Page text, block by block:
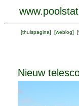
[thuispagina] [weblog] [
Nieuw